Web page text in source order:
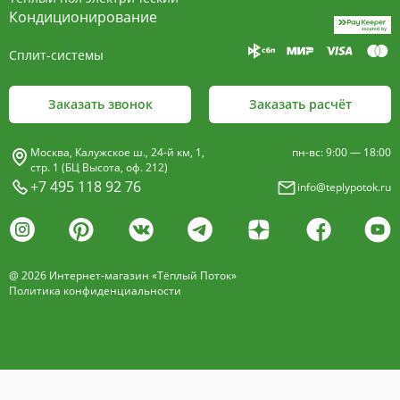
пластины, покрыт износостойким порошковым
покрытием чёрного цвета.
- изготавливается двух типов: рулонная и
анодированный алюминий четырёх цветов -
золото, бронза, чёрный, серебро (без доплат)
дерево – дуб натуральный
нержавеющая сталь
Кондиционирование
Сплит-системы
Заказать звонок Заказать расчёт
Москва, Калужское ш., 24-й км, 1,
стр. 1 (БЦ Высота, оф. 212)
+7 495 118 92 76
пн-вс: 9:00 — 18:00
info@teplypotok.ru
@ 2026 Интернет-магазин «Тёплый Поток»
Политика конфиденциальности